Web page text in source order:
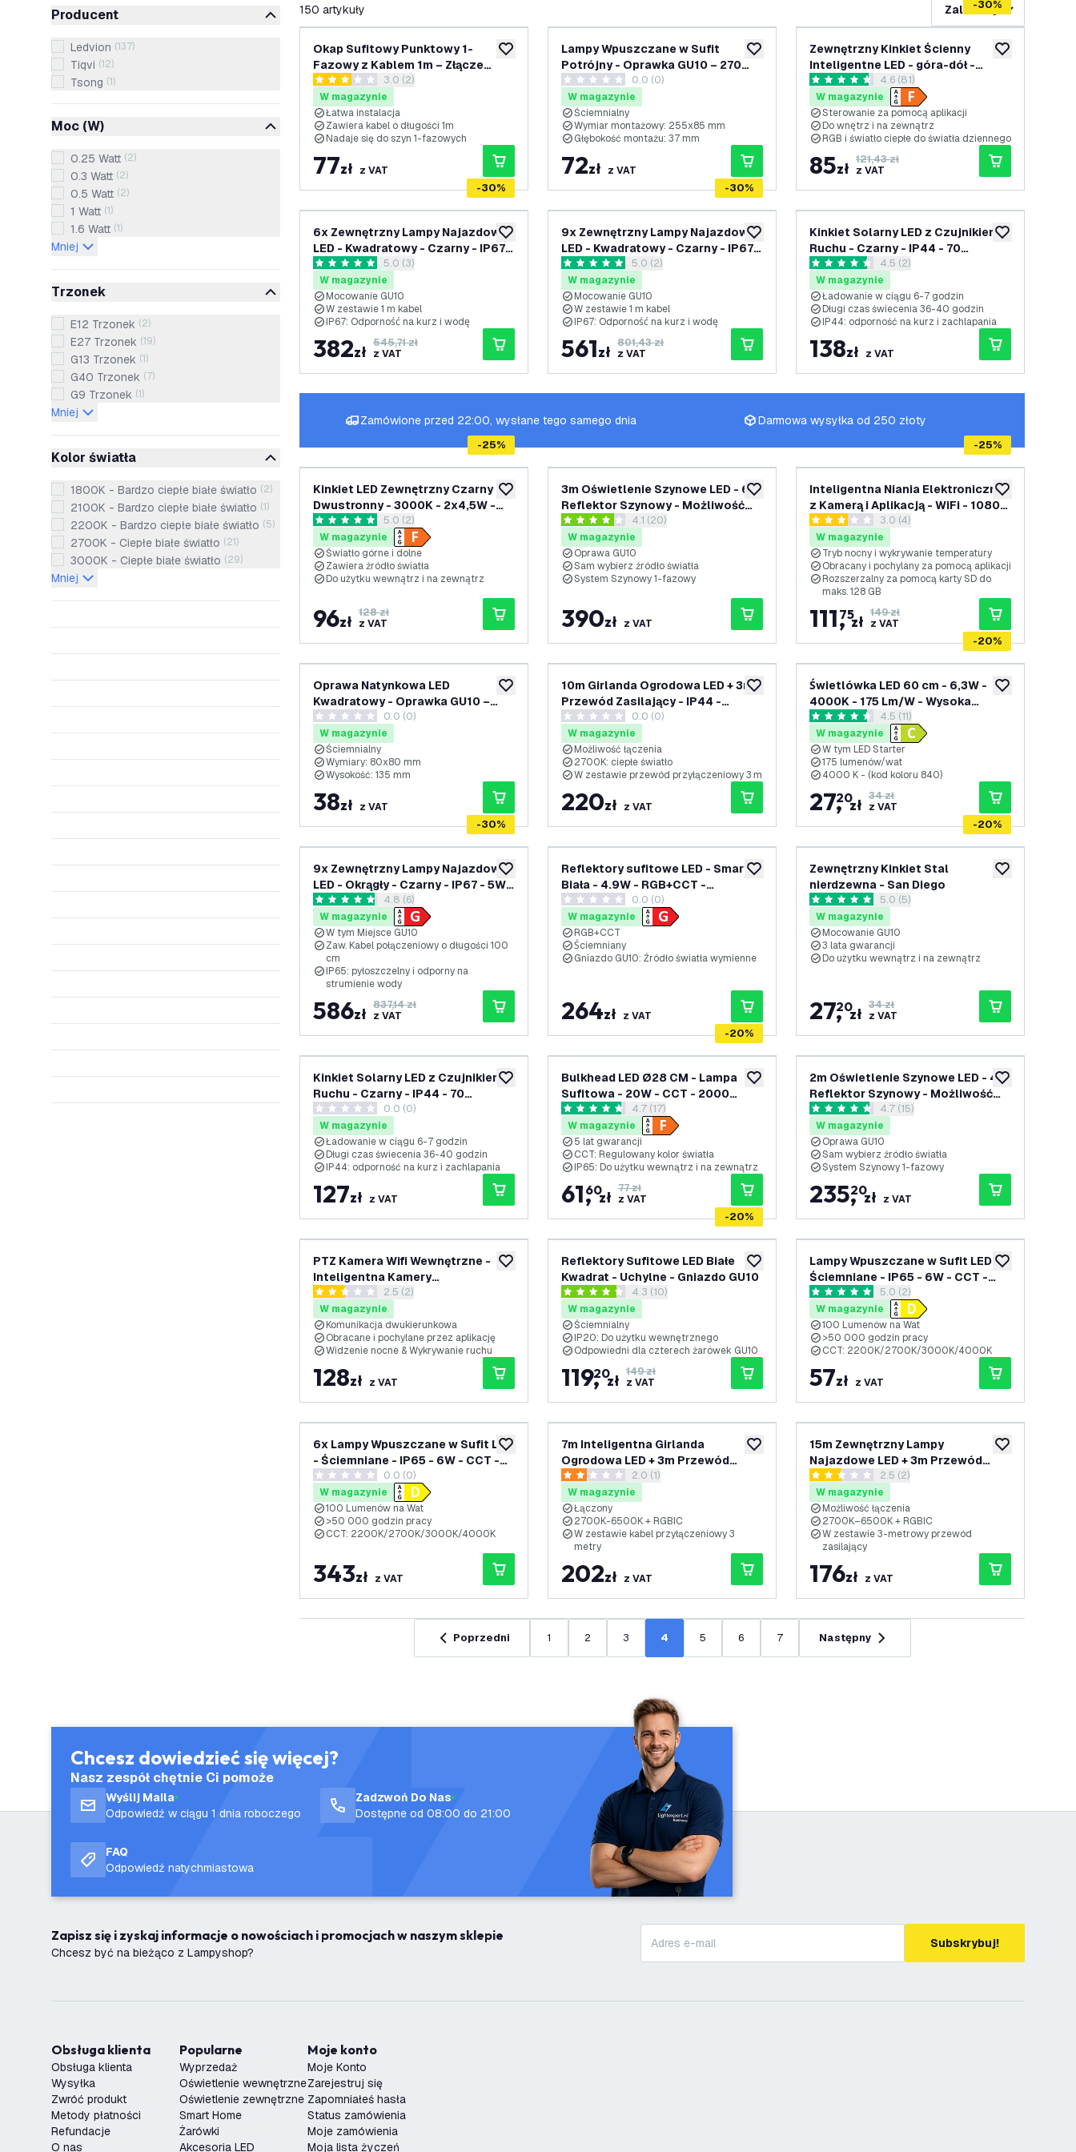
Producent
Ledvion (137)
Tiqvi (12)
Tsong (1)
Moc (W)
0.25 Watt (2)
0.3 Watt (2)
0.5 Watt (2)
1 Watt (1)
1.6 Watt (1)
Mniej
Trzonek
E12 Trzonek (2)
E27 Trzonek (19)
G13 Trzonek (1)
G40 Trzonek (7)
G9 Trzonek (1)
Mniej
Kolor światła
1800K - Bardzo ciepłe białe światło (2)
2100K - Bardzo ciepłe białe światło (1)
2200K - Bardzo ciepłe białe światło (5)
2700K - Ciepłe białe światło (21)
3000K - Ciepłe białe światło (29)
Mniej
150 artykuły Zalecany
dodaj do listy życzeń
Okap Sufitowy Punktowy 1-
Fazowy z Kablem 1m – Złącze
GU10 – Białyotwórz panel recenzji
3 Gwiazdki oceny3.0 (2)
W magazynie
Łatwa instalacja
Zawiera kabel o długości 1m
Nadaje się do szyn 1-fazowych
77zł z VAT
dodaj do listy życzeń
Lampy Wpuszczane w Sufit
Potrójny - Oprawka GU10 – 270
mm – Biały
0 Gwiazdki oceny0.0 (0)
W magazynie
Ściemnialny
Wymiar montażowy: 255x85 mm
Głębokość montażu: 37 mm
72zł z VAT
dodaj do listy
-30%
Zewnętrzny Kinkiet Ścienny
Inteligentne LED - góra-dół -
Nevada - Czarny - RGBWW - 6.5W -
IP54 - wbudowany LED
otwórz panel recenzji
4.6 Gwiazdki oceny
4.6 (81)
W magazynie
Sterowanie za pomocą aplikacji
Do wnętrz i na zewnątrz
RGB i światło ciepłe do światła dziennego
85zł 121,43 zł
z VAT
dodaj do listy życzeń
-30%
6x Zewnętrzny Lampy Najazdowe
LED - Kwadratowy - Czarny - IP67 -
Gniazdo GU10 - Kabel zasilający 1
metr
otwórz panel recenzji
5 Gwiazdki oceny5.0 (3)
W magazynie
Mocowanie GU10
W zestawie 1 m kabel
IP67: Odporność na kurz i wodę
382zł 545,71 zł
z VAT
dodaj do listy życzeń
-30%
9x Zewnętrzny Lampy Najazdowe
LED - Kwadratowy - Czarny - IP67 -
Gniazdo GU10 - Kabel zasilający 1
metr
otwórz panel recenzji
5 Gwiazdki oceny5.0 (2)
W magazynie
Mocowanie GU10
W zestawie 1 m kabel
IP67: Odporność na kurz i wodę
561zł 801,43 zł
z VAT
dodaj do listy
Kinkiet Solarny LED z Czujnikiem
Ruchu - Czarny - IP44 - 70
Lumenówotwórz panel recenzji
4.5 Gwiazdki oceny
4.5 (2)
W magazynie
Ładowanie w ciągu 6-7 godzin
Długi czas świecenia 36-40 godzin
IP44: odporność na kurz i zachlapania
138zł z VAT
dodaj do listy życzeń
-25%
Kinkiet LED Zewnętrzny Czarny -
Dwustronny - 3000K - 2x4,5W -
IP54
otwórz panel recenzji
5 Gwiazdki oceny5.0 (2)
W magazynie
Światło górne i dolne
Zawiera źródło światła
Do użytku wewnątrz i na zewnątrz
96zł 128 zł
z VAT
dodaj do listy życzeń
3m Oświetlenie Szynowe LED - 6x
Reflektor Szynowy - Możliwość
Przyciemniania - System Szynowy
1-fazowy - Czarny
otwórz panel recenzji
4.1 Gwiazdki oceny
4.1 (20)
W magazynie
Oprawa GU10
Sam wybierz źródło światła
System Szynowy 1-fazowy
390zł z VAT
dodaj do listy
-25%
Inteligentna Niania Elektroniczna
z Kamerą i Aplikacją - WiFi - 1080P
- Kamera dla Dziecka
otwórz panel recenzji
3 Gwiazdki oceny3.0 (4)
W magazynie
Tryb nocny i wykrywanie temperatury
Obracany i pochylany za pomocą aplikacji
Rozszerzalny za pomocą karty SD do
maks. 128 GB
111,
75zł 149 zł
z VAT
dodaj do listy życzeń
Oprawa Natynkowa LED
Kwadratowy - Oprawka GU10 –
Czarny/Złoty
0 Gwiazdki oceny0.0 (0)
W magazynie
Ściemnialny
Wymiary: 80x80 mm
Wysokość: 135 mm
38zł z VAT
dodaj do listy życzeń
10m Girlanda Ogrodowa LED + 3m
Przewód Zasilający - IP44 -
Możliwość Łączenia - zawiera 10
Żarówek LED
0 Gwiazdki oceny0.0 (0)
W magazynie
Możliwość łączenia
2700K: ciepłe światło
W zestawie przewód przyłączeniowy 3 m
220zł z VAT
dodaj do listy
-20%
Świetlówka LED 60 cm - 6,3W -
4000K - 175 Lm/W - Wysoka
wydajność - Klasa C
otwórz panel recenzji
4.5 Gwiazdki oceny
4.5 (11)
W magazynie
W tym LED Starter
175 lumenów/wat
4000 K - (kod koloru 840)
27,
20zł 34 zł
z VAT
dodaj do listy życzeń
-30%
9x Zewnętrzny Lampy Najazdowe
LED - Okrągły - Czarny - IP67 - 5W -
RGBWW - Kabel zasilający 1 metr
otwórz panel recenzji
4.8 Gwiazdki oceny
4.8 (6)
W magazynie
W tym Miejsce GU10
Zaw. Kabel połączeniowy o długości 100
cm
IP65: pyłoszczelny i odporny na
strumienie wody
586zł 837,14 zł
z VAT
dodaj do listy życzeń
Reflektory sufitowe LED - Smart -
Biała - 4.9W - RGB+CCT -
ściemniany - Kwadrat - Uchylna
0 Gwiazdki oceny0.0 (0)
W magazynie
RGB+CCT
Ściemniany
Gniazdo GU10: Źródło światła wymienne
264zł z VAT
dodaj do listy
-20%
Zewnętrzny Kinkiet Stal
nierdzewna - San Diego
otwórz panel recenzji
5 Gwiazdki oceny5.0 (5)
W magazynie
Mocowanie GU10
3 lata gwarancji
Do użytku wewnątrz i na zewnątrz
27,
20zł 34 zł
z VAT
dodaj do listy życzeń
Kinkiet Solarny LED z Czujnikiem
Ruchu - Czarny - IP44 - 70
Lumenów
0 Gwiazdki oceny0.0 (0)
W magazynie
Ładowanie w ciągu 6-7 godzin
Długi czas świecenia 36-40 godzin
IP44: odporność na kurz i zachlapania
127zł z VAT
dodaj do listy życzeń
-20%
Bulkhead LED Ø28 CM - Lampa
Sufitowa - 20W - CCT - 2000
Lumenów - Czarny - IP65
Wodoodporność - 5 lat gwarancji
otwórz panel recenzji
4.7 Gwiazdki oceny
4.7 (17)
W magazynie
5 lat gwarancji
CCT: Regulowany kolor światła
IP65: Do użytku wewnątrz i na zewnątrz
61,
60zł 77 zł
z VAT
dodaj do listy
2m Oświetlenie Szynowe LED - 4x
Reflektor Szynowy - Możliwość
Przyciemniania - System Szynowy
1-fazowy - Biały
otwórz panel recenzji
4.7 Gwiazdki oceny
4.7 (15)
W magazynie
Oprawa GU10
Sam wybierz źródło światła
System Szynowy 1-fazowy
235,
20zł z VAT
dodaj do listy życzeń
PTZ Kamera Wifi Wewnętrzne -
Inteligentna Kamery
Bezpieczeństwa 1080P
otwórz panel recenzji
2.5 Gwiazdki oceny
2.5 (2)
W magazynie
Komunikacja dwukierunkowa
Obracane i pochylane przez aplikację
Widzenie nocne & Wykrywanie ruchu
128zł z VAT
dodaj do listy życzeń
-20%
Reflektory Sufitowe LED Białe
Kwadrat - Uchylne - Gniazdo GU10
otwórz panel recenzji
4.3 Gwiazdki oceny
4.3 (10)
W magazynie
Ściemnialny
IP20: Do użytku wewnętrznego
Odpowiedni dla czterech żarówek GU10
119,
20zł 149 zł
z VAT
dodaj do listy
Lampy Wpuszczane w Sufit LED -
Ściemniane - IP65 - 6W - CCT -
Czarny - Ø98 mm - 5 lat gwarancji
- Do łazienki
otwórz panel recenzji
5 Gwiazdki oceny5.0 (2)
W magazynie
100 Lumenów na Wat
>50 000 godzin pracy
CCT: 2200K/2700K/3000K/4000K
57zł z VAT
dodaj do listy życzeń
6x Lampy Wpuszczane w Sufit LED
- Ściemniane - IP65 - 6W - CCT -
Czarny - Ø98 mm - 5 lat gwarancji
- Do łazienki
0 Gwiazdki oceny0.0 (0)
W magazynie
100 Lumenów na Wat
>50 000 godzin pracy
CCT: 2200K/2700K/3000K/4000K
343zł z VAT
dodaj do listy życzeń
7m Inteligentna Girlanda
Ogrodowa LED + 3m Przewód
Zasilający - IP65 - Możliwość
Łączenia - zawiera 10 Żarówek LED
otwórz panel recenzji
2 Gwiazdki oceny2.0 (1)
W magazynie
Łączony
2700K-6500K + RGBIC
W zestawie kabel przyłączeniowy 3
metry
202zł z VAT
dodaj do listy
15m Zewnętrzny Lampy
Najazdowe LED + 3m Przewód
Zasilający - 24W - RGBIC - IP65 -
Plug & Play
otwórz panel recenzji
2.5 Gwiazdki oceny
2.5 (2)
W magazynie
Możliwość łączenia
2700K–6500K + RGBIC
W zestawie 3-metrowy przewód
zasilający
176zł z VAT
Zamówione przed 22:00, wysłane tego samego dnia Darmowa wysyłka od 250 złoty
Poprzedni 1 2 3 4 5 6 7 Następny
Chcesz dowiedzieć się więcej?
Nasz zespół chętnie Ci pomoże
Wyślij Maila
Odpowiedź w ciągu 1 dnia roboczego
Zadzwoń Do Nas
Dostępne od 08:00 do 21:00
FAQ
Odpowiedź natychmiastowa
Zapisz się i zyskaj informacje o nowościach i promocjach w naszym sklepie
Chcesz być na bieżąco z Lampyshop?
Subskrybuj!
Obsługa klienta
Obsługa klienta
Wysyłka
Zwróć produkt
Metody płatności
Refundacje
O nas
Popularne
Wyprzedaż
Oświetlenie wewnętrzne
Oświetlenie zewnętrzne
Smart Home
Żarówki
Akcesoria LED
Moje konto
Moje Konto
Zarejestruj się
Zapomniałeś hasła
Status zamówienia
Moje zamówienia
Moja lista życzeń